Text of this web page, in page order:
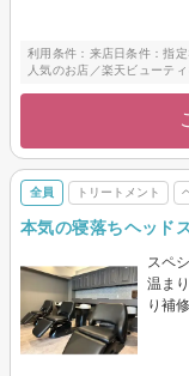
利用条件：来店日条件：指
人気のお店／楽天ビューテ
全員 トリートメント
本気の寝落ちヘッド
スペ
温ま
り補